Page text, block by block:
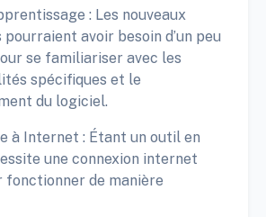
: Les nouveaux
avoir besoin d’un peu
se familiariser avec les
spécifiques et le
du logiciel.
à Internet : Étant un outil en
une connexion internet
fonctionner de manière